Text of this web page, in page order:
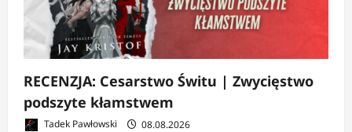
RECENZJA: Cesarstwo Świtu | Zwycięstwo
podszyte kłamstwem
Tadek Pawłowski 08.08.2026